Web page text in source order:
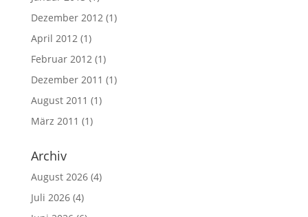
Dezember 2012(1)
April 2012(1)
Februar 2012(1)
Dezember 2011 (1)
August 2011 (1)
März 2011 (1)
Archiv
August 2026(4)
Juli 2026(4)